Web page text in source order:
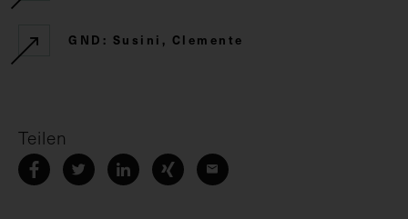
GND: Susini, Clemente
Teilen